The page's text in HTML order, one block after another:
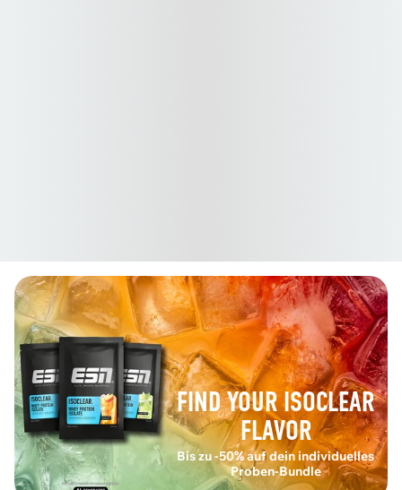
FIND YOUR ISOCLEAR
FLAVOR
Bis zu -50% auf dein individuelles
Proben-Bundle